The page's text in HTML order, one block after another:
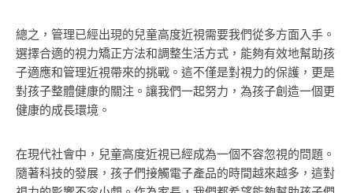
總之，管理已經出現的兒童高度近視需要我們從多方面入手。
選擇合適的視力矯正方法和調整生活方式，能夠有效地幫助孩
子適應和管理近視帶來的挑戰。這不僅是對視力的保護，更是
對孩子整體健康的關注。讓我們一起努力，為孩子創造一個更
健康的成長環境。
在現代社會中，兒童高度近視已經成為一個不容忽視的問題。
隨著科技的發展，孩子們接觸電子產品的時間越來越多，這對